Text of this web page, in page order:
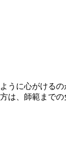
に心がける
、師範まで